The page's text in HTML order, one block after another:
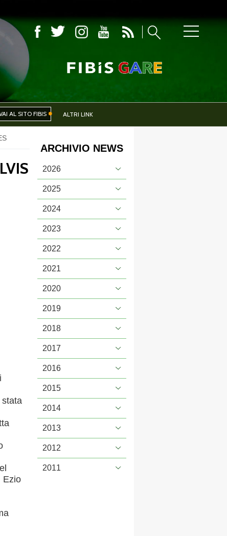
EVENTI
AL SITO FIBIS ALTRI LINK
Ezio
ARCHIVIO NEWS
2026
2025
2024
2023
2022
2021
2020
2019
2018
2017
2016
2015
2014
2013
2012
2011